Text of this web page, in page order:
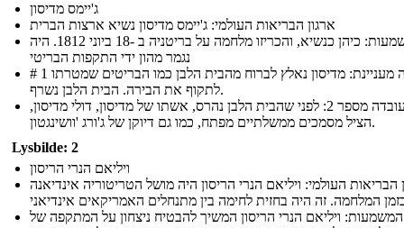
ג'יימס מדיסון
ארגון הבריאות העולמי: ג'יימס מדיסון נשיא ארצות הברית
המשמעות: כיהן כנשיא, והכריזו מלחמה על בריטניה ב -18 ביוני 1812. היה
נגמר מהון ידי התקפות הבריטי
# 1 עובדה מעניינת: מדיסון נאלץ לברוח מהבית הלבן כמו הבריטים שמטרתו
לתקוף את הבירה. הבית הלבן נשרף.
מעניין עובדה מספר 2: לפני שהבית הלבן נהרס, אשתו של מדיסון, דולי מדיסון,
הציל מסמכים ממשלתיים מפתח, כמו גם דיוקן של ג'ורג 'וושינגטון.
Lysbilde: 2
ויליאם הנרי הריסון
הבריאות העולמי: ויליאם הנרי הריסון היה מושל הטריטוריה אינדיאנה
המשמעות: ויליאם הנרי הריסון המשיך להבטיח ניצחון על המתקפה של